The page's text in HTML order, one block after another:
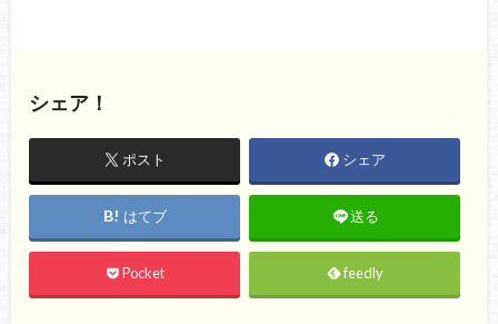
シェア！
ポスト シェア
はてブ 送る
Pocket feedly